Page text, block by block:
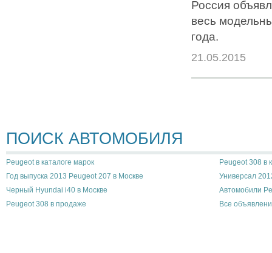
Россия
весь
года.
21.05.2015
ПОИСК АВТОМОБИЛЯ
Peugeot в каталоге марок
Peugeot 308 в
Год выпуска 2013 Peugeot 207 в Москве
Универсал
Черный Hyundai i40 в Москве
Автомобили
Peugeot 308 в продаже
Все